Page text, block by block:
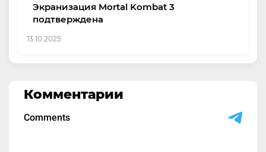
Экранизация Mortal Kombat 3
подтверждена
13.10.2025
Комментарии